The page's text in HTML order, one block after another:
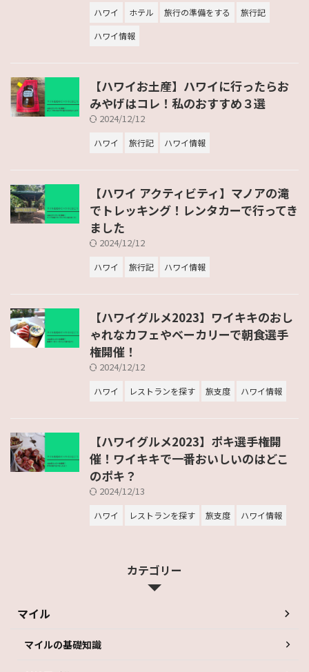
ハワイ ホテル 旅行の準備をする
旅行記
ハワイ情報
【ハワイお土産】ハワイに行ったらお
みやげはコレ！私のおすすめ３選
2024/12/12
ハワイ 旅行記 ハワイ情報
【ハワイ アクティビティ】マノアの滝
でトレッキング！レンタカーで行ってき
ました
2024/12/12
ハワイ 旅行記 ハワイ情報
【ハワイグルメ2023】ワイキキのおし
ゃれなカフェやベーカリーで朝食選手
権開催！
2024/12/12
ハワイ レストランを探す 旅支度 ハワイ情報
【ハワイグルメ2023】ポキ選手権開
催！ワイキキで一番おいしいのはどこ
のポキ？
2024/12/13
ハワイ レストランを探す 旅支度 ハワイ情報
カテゴリー
マイル
マイルの基礎知識